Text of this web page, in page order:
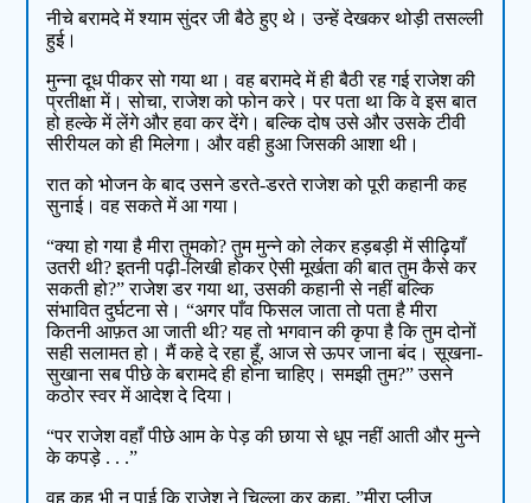
नीचे बरामदे में श्याम सुंदर जी बैठे हुए थे। उन्हें देखकर थोड़ी तसल्ली
हुई।
मुन्ना दूध पीकर सो गया था। वह बरामदे में ही बैठी रह गई राजेश की
प्रतीक्षा में। सोचा, राजेश को फोन करे। पर पता था कि वे इस बात
हो हल्के में लेंगे और हवा कर देंगे। बल्कि दोष उसे और उसके टीवी
सीरीयल को ही मिलेगा। और वही हुआ जिसकी आशा थी।
रात को भोजन के बाद उसने डरते-डरते राजेश को पूरी कहानी कह
सुनाई। वह सकते में आ गया।
“क्या हो गया है मीरा तुमको? तुम मुन्ने को लेकर हड़बड़ी में सीढ़ियाँ
उतरी थी? इतनी पढ़ी-लिखी होकर ऐसी मूर्खता की बात तुम कैसे कर
सकती हो?” राजेश डर गया था, उसकी कहानी से नहीं बल्कि
संभावित दुर्घटना से। “अगर पाँव फिसल जाता तो पता है मीरा
कितनी आफ़त आ जाती थी? यह तो भगवान की कृपा है कि तुम दोनों
सही सलामत हो। मैं कहे दे रहा हूँ, आज से ऊपर जाना बंद। सूखना-
सुखाना सब पीछे के बरामदे ही होना चाहिए। समझी तुम?” उसने
कठोर स्वर में आदेश दे दिया।
“पर राजेश वहाँ पीछे आम के पेड़ की छाया से धूप नहीं आती और मुन्ने
के कपड़े . . .”
वह कह भी न पाई कि राजेश ने चिल्ला कर कहा, ”मीरा प्लीज़